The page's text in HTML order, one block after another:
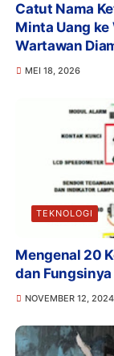
Catut Nama
Minta Uang ke
Wartawan
MEI 18, 2026
TEKNOLOGI
Mengenal 20
dan Fungsinya
NOVEMBER 12, 2024